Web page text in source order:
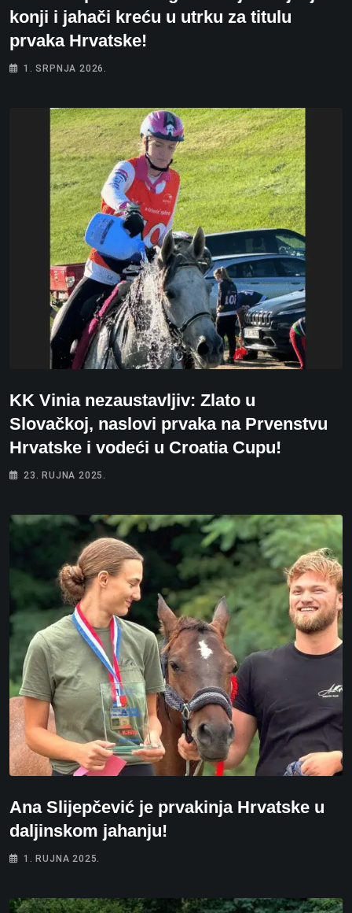
konji i jahači kreću u utrku za titulu
prvaka Hrvatske!
1. SRPNJA 2026.
KK Vinia nezaustavljiv: Zlato u
Slovačkoj, naslovi prvaka na Prvenstvu
Hrvatske i vodeći u Croatia Cupu!
23. RUJNA 2025.
Ana Slijepčević je prvakinja Hrvatske u
daljinskom jahanju!
1. RUJNA 2025.